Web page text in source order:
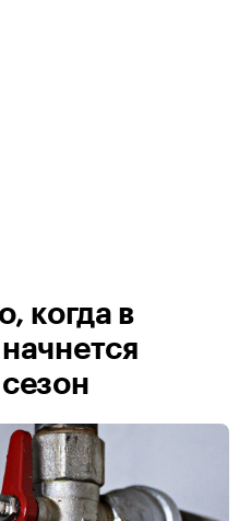
когда в